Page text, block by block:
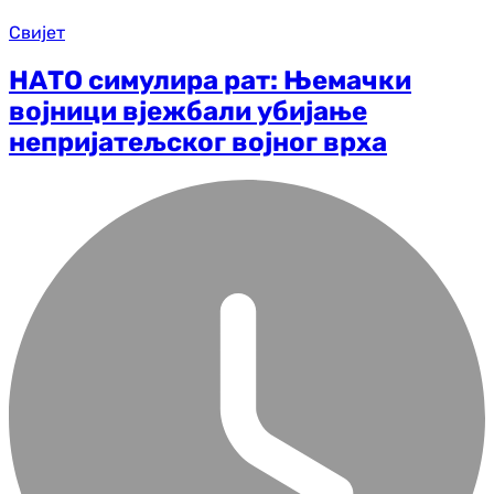
Свијет
НАТО симулира рат: Њемачки
војници вјежбали убијање
непријатељског војног врха